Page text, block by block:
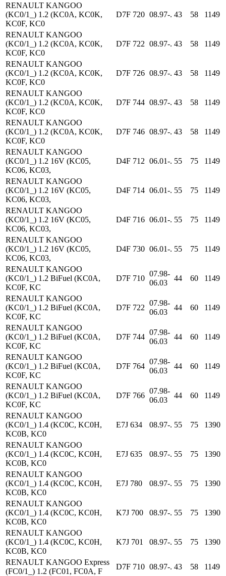
RENAULT KANGOO
(KC0/1_) 1.2 (KC0A, KC0K,
KC0F, KC0
D7F 720 08.97-. 43 58 1149
RENAULT KANGOO
(KC0/1_) 1.2 (KC0A, KC0K,
KC0F, KC0
D7F 722 08.97-. 43 58 1149
RENAULT KANGOO
(KC0/1_) 1.2 (KC0A, KC0K,
KC0F, KC0
D7F 726 08.97-. 43 58 1149
RENAULT KANGOO
(KC0/1_) 1.2 (KC0A, KC0K,
KC0F, KC0
D7F 744 08.97-. 43 58 1149
RENAULT KANGOO
(KC0/1_) 1.2 (KC0A, KC0K,
KC0F, KC0
D7F 746 08.97-. 43 58 1149
RENAULT KANGOO
(KC0/1_) 1.2 16V (KC05,
KC06, KC03,
D4F 712 06.01-. 55 75 1149
RENAULT KANGOO
(KC0/1_) 1.2 16V (KC05,
KC06, KC03,
D4F 714 06.01-. 55 75 1149
RENAULT KANGOO
(KC0/1_) 1.2 16V (KC05,
KC06, KC03,
D4F 716 06.01-. 55 75 1149
RENAULT KANGOO
(KC0/1_) 1.2 16V (KC05,
KC06, KC03,
D4F 730 06.01-. 55 75 1149
RENAULT KANGOO
(KC0/1_) 1.2 BiFuel (KC0A,
KC0F, KC
D7F 710
07.98-
06.03
44 60 1149
RENAULT KANGOO
(KC0/1_) 1.2 BiFuel (KC0A,
KC0F, KC
D7F 722
07.98-
06.03
44 60 1149
RENAULT KANGOO
(KC0/1_) 1.2 BiFuel (KC0A,
KC0F, KC
D7F 744
07.98-
06.03
44 60 1149
RENAULT KANGOO
(KC0/1_) 1.2 BiFuel (KC0A,
KC0F, KC
D7F 764
07.98-
06.03
44 60 1149
RENAULT KANGOO
(KC0/1_) 1.2 BiFuel (KC0A,
KC0F, KC
D7F 766
07.98-
06.03
44 60 1149
RENAULT KANGOO
(KC0/1_) 1.4 (KC0C, KC0H,
KC0B, KC0
E7J 634 08.97-. 55 75 1390
RENAULT KANGOO
(KC0/1_) 1.4 (KC0C, KC0H,
KC0B, KC0
E7J 635 08.97-. 55 75 1390
RENAULT KANGOO
(KC0/1_) 1.4 (KC0C, KC0H,
KC0B, KC0
E7J 780 08.97-. 55 75 1390
RENAULT KANGOO
(KC0/1_) 1.4 (KC0C, KC0H,
KC0B, KC0
K7J 700 08.97-. 55 75 1390
RENAULT KANGOO
(KC0/1_) 1.4 (KC0C, KC0H,
KC0B, KC0
K7J 701 08.97-. 55 75 1390
RENAULT KANGOO Express
(FC0/1_) 1.2 (FC01, FC0A, F
D7F 710 08.97-. 43 58
1149